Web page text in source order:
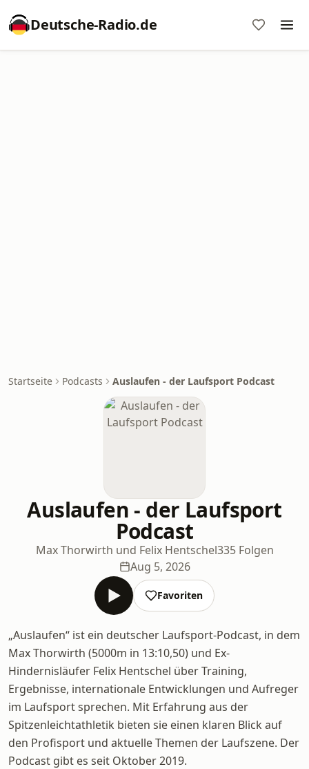
Deutsche-Radio.de
Startseite Podcasts Auslaufen - der Laufsport Podcast
Auslaufen - der Laufsport
Podcast
Max Thorwirth und Felix Hentschel335 Folgen
Aug 5, 2026
Favoriten
„Auslaufen“ ist ein deutscher Laufsport-Podcast, in dem
Max Thorwirth (5000m in 13:10,50) und Ex-
Hindernisläufer Felix Hentschel über Training,
Ergebnisse, internationale Entwicklungen und Aufreger
im Laufsport sprechen. Mit Erfahrung aus der
Spitzenleichtathletik bieten sie einen klaren Blick auf
den Profisport und aktuelle Themen der Laufszene. Der
Podcast gibt es seit Oktober 2019.